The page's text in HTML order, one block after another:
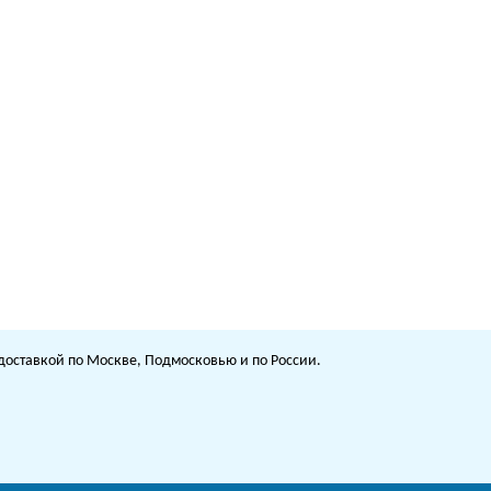
по Москве, Подмосковью и по России.